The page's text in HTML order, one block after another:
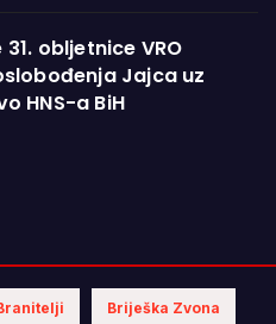
obljetnice VRO
Jajca uz
HNS-a BiH
Briješka Zvona